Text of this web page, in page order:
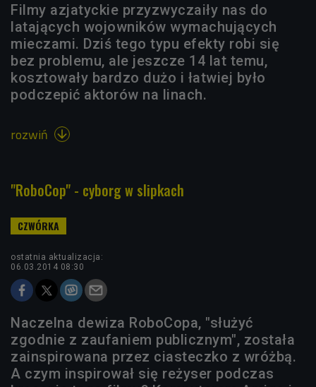
Filmy azjatyckie przyzwyczaiły nas do
latających wojowników wymachujących
mieczami. Dziś tego typu efekty robi się
bez problemu, ale jeszcze 14 lat temu,
kosztowały bardzo dużo i łatwiej było
podczepić aktorów na linach.
rozwiń 
"RoboCop" - cyborg w slipkach
ostatnia aktualizacja:
06.03.2014 08:30
Naczelna dewiza RoboCopa, "służyć
zgodnie z zaufaniem publicznym", została
zainspirowana przez ciasteczko z wróżbą.
A czym inspirował się reżyser podczas